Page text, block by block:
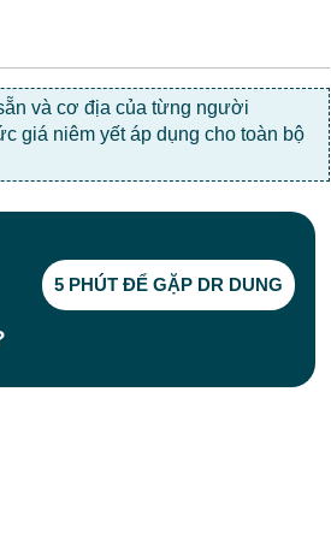
và cơ địa của từng người
giá niêm yết áp dụng cho toàn bộ
5 PHÚT ĐỂ GẶP DR DUNG